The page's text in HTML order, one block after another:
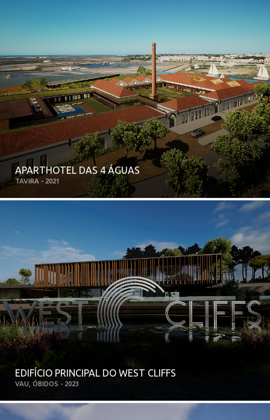
APARTHOTEL DAS 4 ÁGUAS
TAVIRA - 2021
EDIFÍCIO PRINCIPAL DO WEST CLIFFS
VAU, ÓBIDOS - 2023